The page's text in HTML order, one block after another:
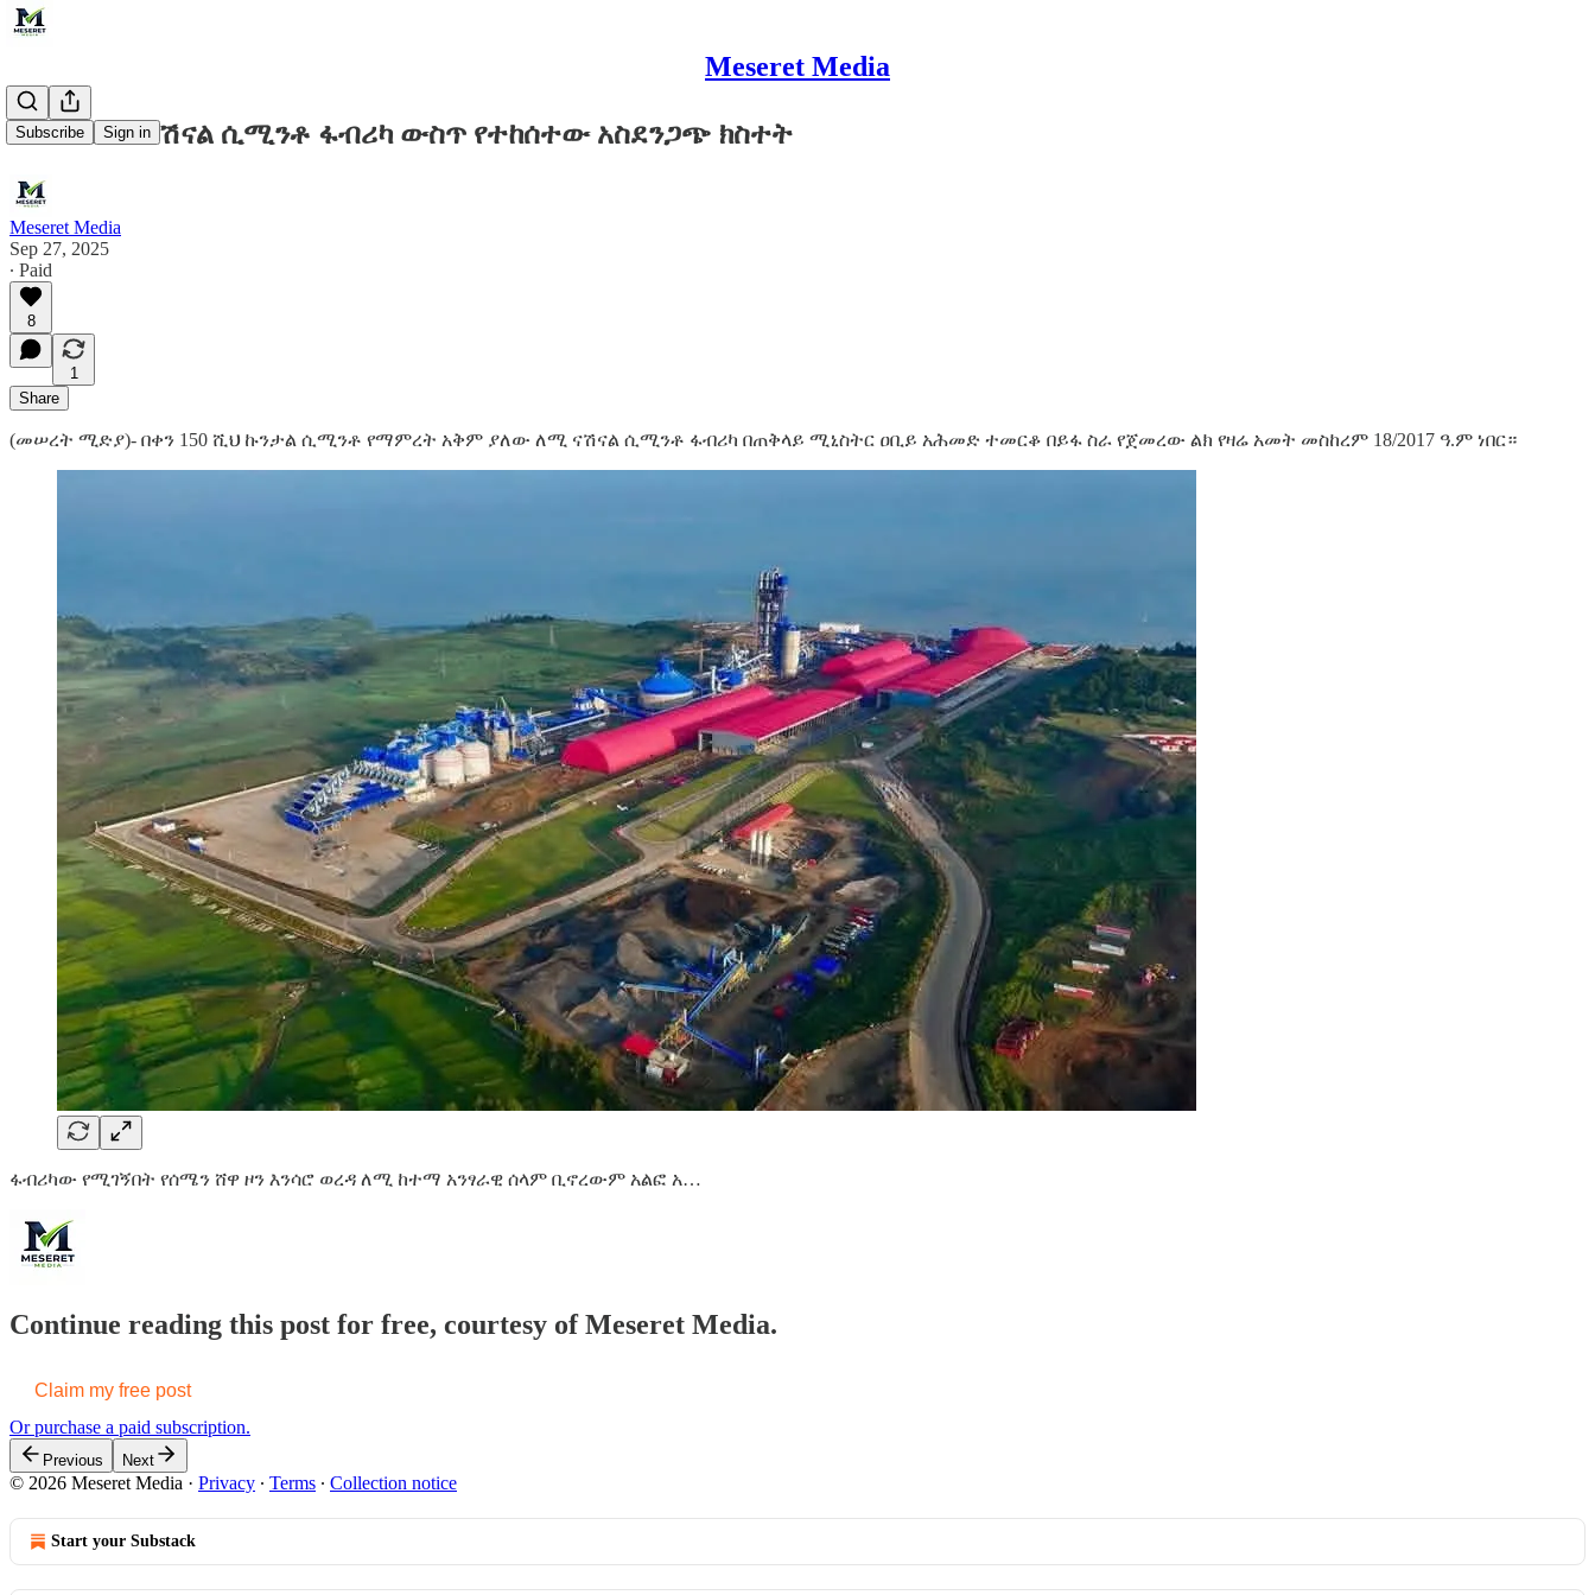
Meseret Media
Subscribe Sign in
በግዙፉ ለሚ ናሽናል ሲሚንቶ ፋብሪካ ውስጥ የተከሰተው አስደንጋጭ ክስተት
Meseret Media
Sep 27, 2025
∙ Paid
8
1
Share
(መሠረት ሚድያ)- በቀን 150 ሺህ ኩንታል ሲሚንቶ የማምረት አቅም ያለው ለሚ ናሽናል ሲሚንቶ ፋብሪካ በጠቅላይ ሚኒስትር ዐቢይ አሕመድ ተመርቆ በይፋ ስራ የጀመረው ልክ የዛሬ አመት መስከረም 18/2017 ዓ.ም ነበር።
ፋብሪካው የሚገኝበት የሰሜን ሸዋ ዞን እንሳሮ ወረዳ ለሚ ከተማ አንፃራዊ ሰላም ቢኖረውም አልፎ አ…
Continue reading this post for free, courtesy of Meseret Media.
Claim my free post
Or purchase a paid subscription.
Previous Next
© 2026 Meseret Media · Privacy ∙ Terms ∙ Collection notice
Start your Substack